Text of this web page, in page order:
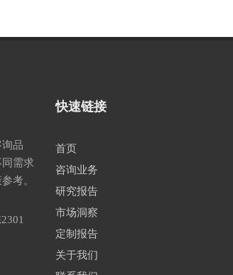
品
需求
考。
快速链接
首页
咨询业务
研究报告
市场洞察
定制报告
关于我们